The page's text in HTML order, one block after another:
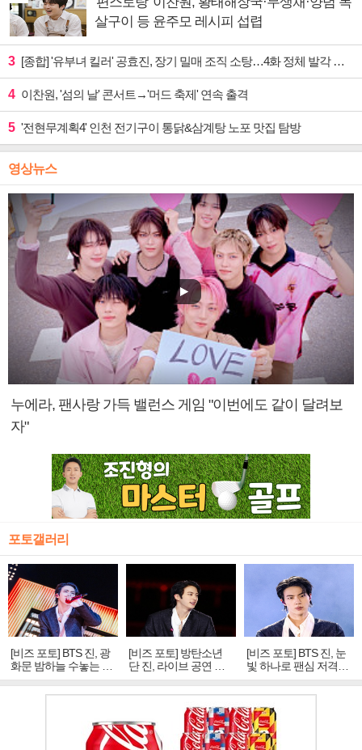
살구이 등 윤주모 레시피 섭렵
3 [종합] '유부녀 킬러' 공효진, 장기 밀매 조직 소탕…4화 정체 발각 위기 예고
4 이찬원, '섬의 날' 콘서트→'머드 축제' 연속 출격
5 '전현무계획4' 인천 전기구이 통닭&삼계탕 노포 맛집 탐방
영상뉴스
누에라, 팬사랑 가득 밸런스 게임 "이번에도 같이 달려보
자"
포토갤러리
[비즈 포토] BTS 진, 광
화문 밤하늘 수놓는 '비
주얼 킹'의 열창
[비즈 포토] 방탄소년
단 진, 라이브 공연 중
빛나는 독보적 아우라
[비즈 포토] BTS 진, 눈
빛 하나로 팬심 저격…
독보적 카리스마